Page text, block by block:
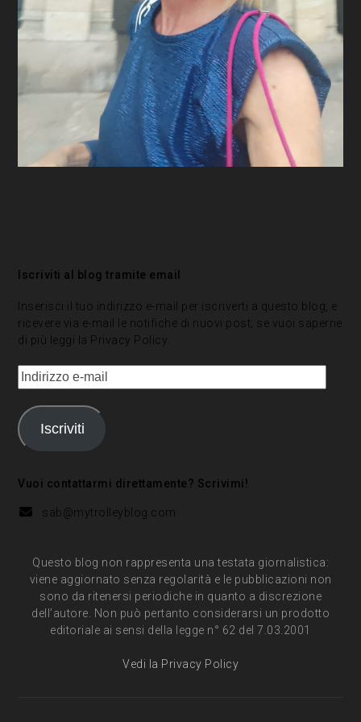
Iscriviti al blog tramite email
Inserisci il tuo indirizzo e-mail per iscriverti a questo blog, e
ricevere via e-mail le notifiche di nuovi post; se vuoi saperne
di più leggi la Privacy Policy
Indirizzo
e-
mail
Iscriviti
Vuoi contattarmi direttamente? Scrivimi!
sab@mytrolleyblog.com
Questo blog non rappresenta una testata giornalistica:
viene aggiornato senza regolarità e le pubblicazioni non
sono da ritenersi periodiche in quanto a discrezione
dell’autore. Non può pertanto considerarsi un prodotto
editoriale ai sensi della legge n° 62 del 7.03.2001
Vedi la Privacy Policy